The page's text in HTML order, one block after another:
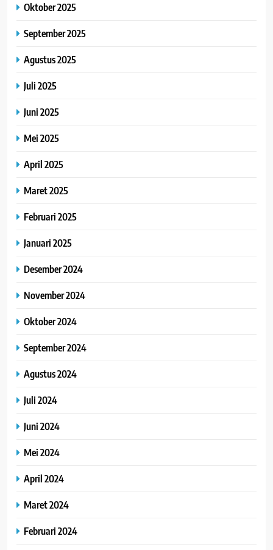
Oktober 2025
September 2025
Agustus 2025
Juli 2025
Juni 2025
Mei 2025
April 2025
Maret 2025
Februari 2025
Januari 2025
Desember 2024
November 2024
Oktober 2024
September 2024
Agustus 2024
Juli 2024
Juni 2024
Mei 2024
April 2024
Maret 2024
Februari 2024